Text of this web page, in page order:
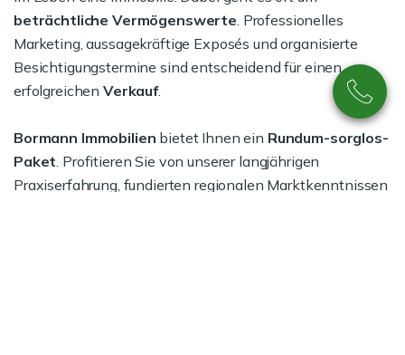
beträchtliche Vermögenswerte. Professionelles
Marketing, aussagekräftige Exposés und organisierte
Besichtigungstermine sind entscheidend für einen
erfolgreichen Verkauf.
Bormann Immobilien bietet Ihnen ein Rundum-sorglos-
Paket. Profitieren Sie von unserer langjährigen
Praxiserfahrung, fundierten regionalen Marktkenntnissen